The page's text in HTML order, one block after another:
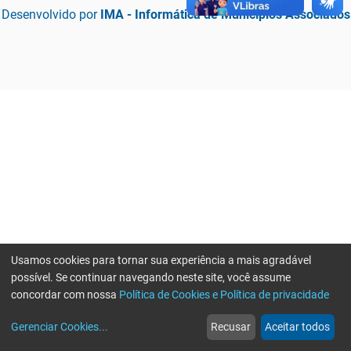
Desenvolvido por IMA - Informática de Municípios Associados
web
Notícias
more_horiz
Mais
Usamos cookies para tornar sua experiência a mais agradável
possível. Se continuar navegando neste site, você assume
concordar com nossa Política de Cookies e Política de privacidade
Gerenciar Cookies... Recusar Aceitar todos
Erro ao enviar informações, por favor tente novamente